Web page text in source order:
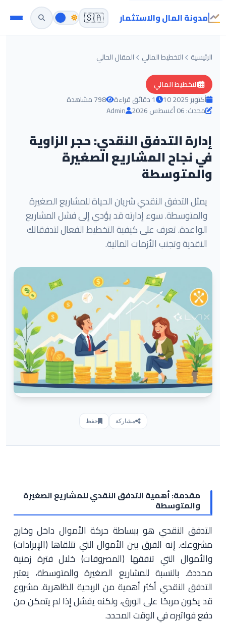
مدونة المال والاستثمار 🇸🇦
الرئيسية التخطيط المالي المقال الحالي
التخطيط المالي
10 أكتوبر 2025
1 دقائق قراءة
798 مشاهدة
محدث: 06 أغسطس 2026
Admin
إدارة التدفق النقدي: حجر الزاوية
في نجاح المشاريع الصغيرة
والمتوسطة
يمثل التدفق النقدي شريان الحياة للمشاريع الصغيرة
والمتوسطة. سوء إدارته قد يؤدي إلى فشل المشاريع
الواعدة. تعرف على كيفية التخطيط الفعال لتدفقاتك
النقدية وتجنب الأزمات المالية.
مشاركة حفظ
مقدمة: أهمية التدفق النقدي للمشاريع الصغيرة
والمتوسطة
التدفق النقدي هو ببساطة حركة الأموال داخل وخارج
مشروعك. إنه الفرق بين الأموال التي تتلقاها (الإيرادات)
والأموال التي تنفقها (المصروفات) خلال فترة زمنية
محددة. بالنسبة للمشاريع الصغيرة والمتوسطة، يعتبر
التدفق النقدي أكثر أهمية من الربحية الظاهرية. مشروع
قد يكون مربحًا على الورق، ولكنه يفشل إذا لم يتمكن من
دفع فواتيره في الوقت المحدد.